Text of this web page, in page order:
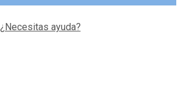
¿Necesitas ayuda?